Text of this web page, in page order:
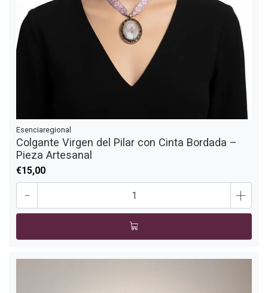
Esenciaregional
Colgante Virgen del Pilar con Cinta Bordada –
Pieza Artesanal
€15,00
- +